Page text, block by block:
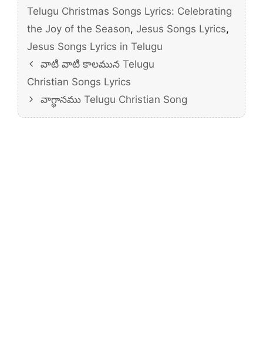
Telugu Christmas Songs Lyrics: Celebrating
the Joy of the Season, Jesus Songs Lyrics,
Jesus Songs Lyrics in Telugu
వాటి వాటి కాలమున Telugu
Christian Songs Lyrics
వాగ్ధానము Telugu Christian Song